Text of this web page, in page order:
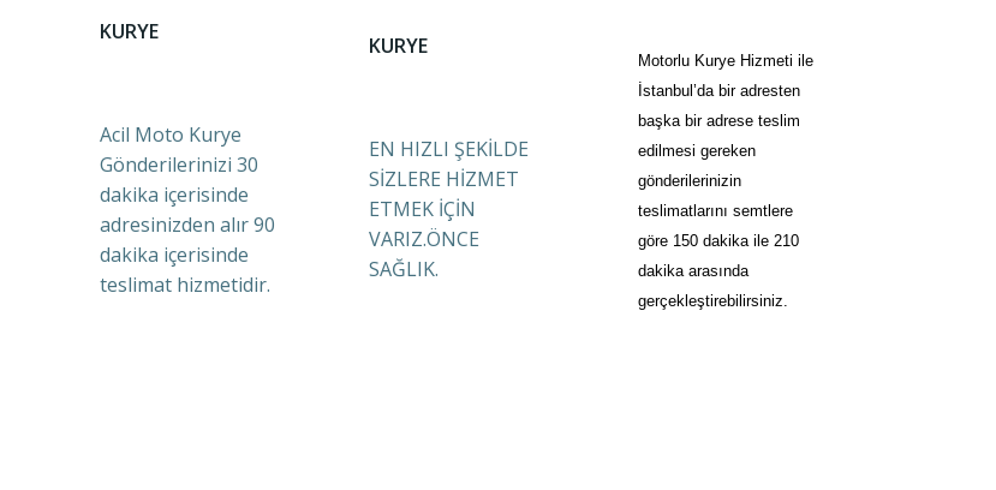
KURYE
Acil Moto Kurye
Gönderilerinizi 30
dakika içerisinde
adresinizden alır 90
dakika içerisinde
teslimat hizmetidir.
KURYE
EN HIZLI ŞEKİLDE
SİZLERE HİZMET
ETMEK İÇİN
VARIZ.ÖNCE
SAĞLIK.
Motorlu Kurye Hizmeti ile
İstanbul’da bir adresten
başka bir adrese teslim
edilmesi gereken
gönderilerinizin
teslimatlarını semtlere
göre 150 dakika ile 210
dakika arasında
gerçekleştirebilirsiniz.